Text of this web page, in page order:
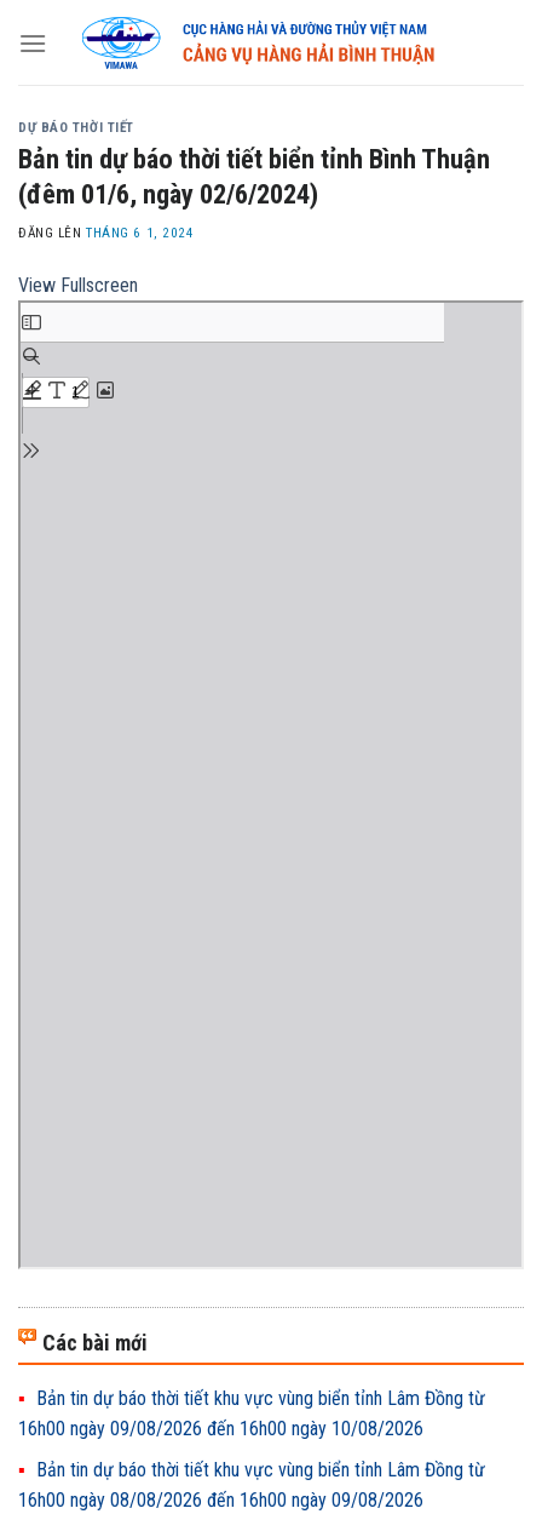
DỰ BÁO THỜI TIẾT
Bản tin dự báo thời tiết biển tỉnh Bình Thuận
(đêm 01/6, ngày 02/6/2024)
ĐĂNG LÊNTHÁNG 6 1, 2024
View Fullscreen
Các bài mới
Bản tin dự báo thời tiết khu vực vùng biển tỉnh Lâm Đồng từ
16h00 ngày 09/08/2026 đến 16h00 ngày 10/08/2026
Bản tin dự báo thời tiết khu vực vùng biển tỉnh Lâm Đồng từ
16h00 ngày 08/08/2026 đến 16h00 ngày 09/08/2026